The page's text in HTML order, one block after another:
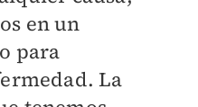
en un
para
La